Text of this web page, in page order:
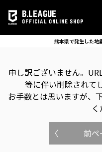
B.LEAGUE
OFFICIAL ONLINE SHOP
熊本県で発生した地
申し訳ございません。
等に伴い削除されて
お手数とは思いますが、
く
前ペ